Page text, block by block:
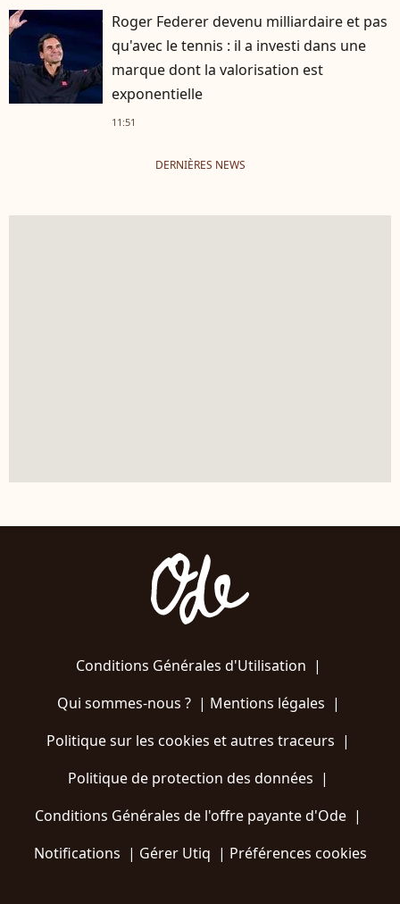
Roger Federer devenu milliardaire et pas
qu'avec le tennis : il a investi dans une
marque dont la valorisation est
exponentielle
11:51
DERNIÈRES NEWS
Conditions Générales d'Utilisation |
Qui sommes-nous ?| Mentions légales |
Politique sur les cookies et autres traceurs |
Politique de protection des données |
Conditions Générales de l'offre payante d'Ode |
Notifications | Gérer Utiq | Préférences cookies